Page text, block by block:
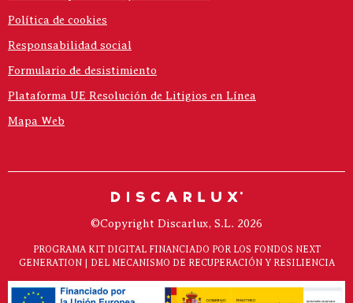
Política de cookies
Responsabilidad social
Formulario de desistimiento
Plataforma UE Resolución de Litigios en Línea
Mapa Web
©Copyright Discarlux, S.L. 2026
PROGRAMA KIT DIGITAL FINANCIADO POR LOS FONDOS NEXT
GENERATION | DEL MECANISMO DE RECUPERACIÓN Y RESILIENCIA